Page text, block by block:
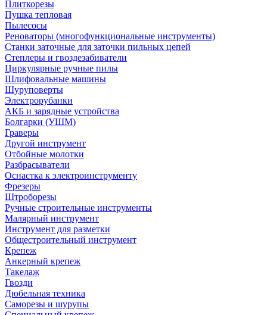
Плиткорезы
Пушка тепловая
Пылесосы
Реноваторы (многофункциональные инструменты)
Станки заточные для заточки пильных цепей
Степлеры и гвоздезабиватели
Циркулярные ручные пилы
Шлифовальные машины
Шуруповерты
Электрорубанки
АКБ и зарядные устройства
Болгарки (УШМ)
Граверы
Другой инструмент
Отбойные молотки
Разбрасыватели
Оснастка к электроинструменту
Фрезеры
Штроборезы
Ручные строительные инструменты
Малярный инструмент
Инструмент для разметки
Общестроительный инструмент
Крепеж
Анкерный крепеж
Такелаж
Гвозди
Дюбельная техника
Саморезы и шурупы